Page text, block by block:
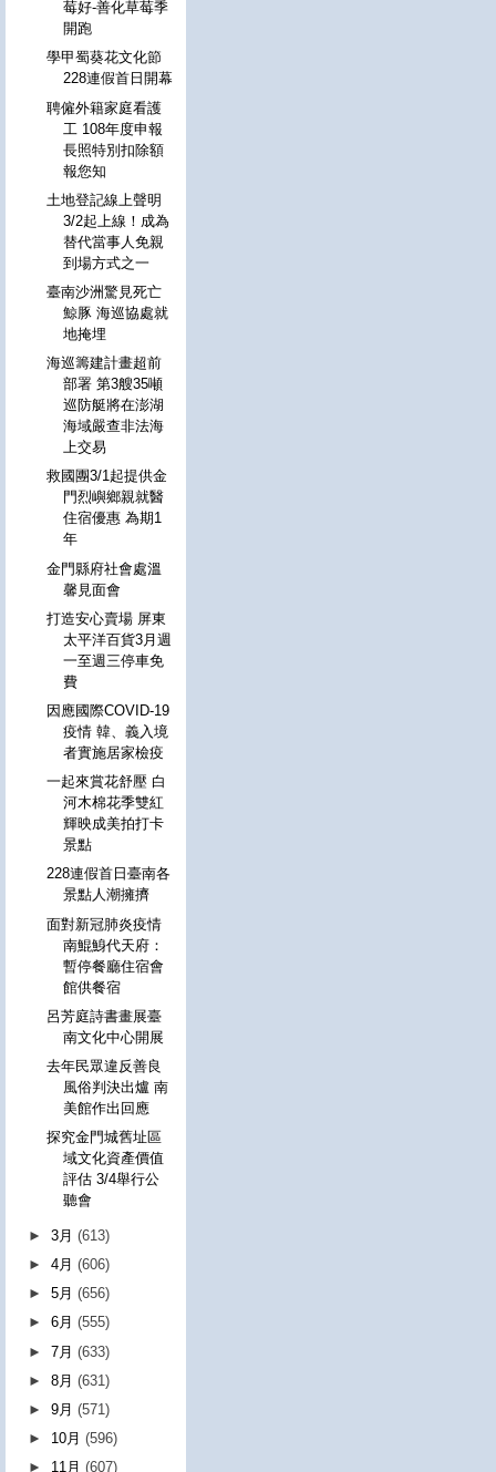
莓好-善化草莓季
開跑
學甲蜀葵花文化節
228連假首日開幕
聘僱外籍家庭看護
工 108年度申報
長照特別扣除額
報您知
土地登記線上聲明
3/2起上線！成為
替代當事人免親
到場方式之一
臺南沙洲驚見死亡
鯨豚 海巡協處就
地掩埋
海巡籌建計畫超前
部署 第3艘35噸
巡防艇將在澎湖
海域嚴查非法海
上交易
救國團3/1起提供金
門烈嶼鄉親就醫
住宿優惠 為期1
年
金門縣府社會處溫
馨見面會
打造安心賣場 屏東
太平洋百貨3月週
一至週三停車免
費
因應國際COVID-19
疫情 韓、義入境
者實施居家檢疫
一起來賞花舒壓 白
河木棉花季雙紅
輝映成美拍打卡
景點
228連假首日臺南各
景點人潮擁擠
面對新冠肺炎疫情
南鯤鯓代天府：
暫停餐廳住宿會
館供餐宿
呂芳庭詩書畫展臺
南文化中心開展
去年民眾違反善良
風俗判決出爐 南
美館作出回應
探究金門城舊址區
域文化資產價值
評估 3/4舉行公
聽會
►3月(613)
►4月(606)
►5月(656)
►6月(555)
►7月(633)
►8月(631)
►9月(571)
► 10月(596)
► 11月(607)